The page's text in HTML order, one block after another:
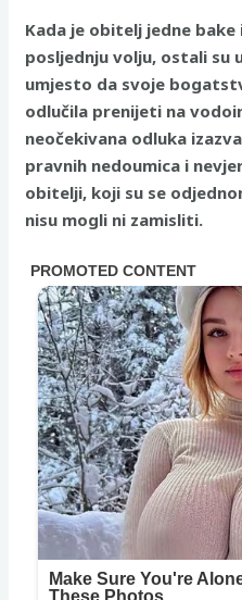
Kada je obitelj jedne bake
posljednju volju, ostali su
umjesto da svoje
odlučila prenijeti na
neočekivana odluka
pravnih nedoumica i
obitelji, koji su se
nisu mogli ni zamisliti.